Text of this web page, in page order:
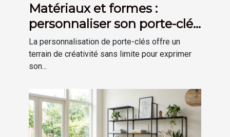
Matériaux et formes :
personnaliser son porte-clés
selon son goût
La personnalisation de porte-clés offre un
terrain de créativité sans limite pour exprimer
son...